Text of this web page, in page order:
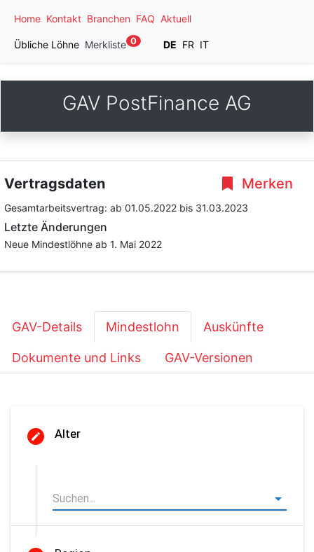
Home Kontakt Branchen FAQ Aktuell
Übliche Löhne Merkliste 0 DE FR IT
GAV PostFinance AG
Merken
Vertragsdaten
Gesamtarbeitsvertrag: ab 01.05.2022 bis 31.03.2023
Letzte Änderungen
Neue Mindestlöhne ab 1. Mai 2022
GAV-Details Mindestlohn Auskünfte
Dokumente und Links GAV-Versionen
Alter